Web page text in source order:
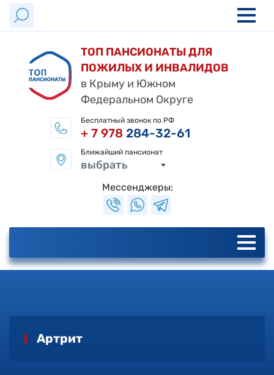
ТОП ПАНСИОНАТЫ ДЛЯ
ПОЖИЛЫХ И ИНВАЛИДОВ
в Крыму и Южном
Федеральном Округе
Бесплатный звонок по РФ
+ 7 978 284-32-61
Ближайший пансионат
выбрать
Мессенджеры:
Артрит